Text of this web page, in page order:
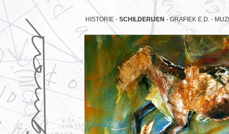
HISTORIE - SCHILDERIJEN - GRAFIEK E.D. -